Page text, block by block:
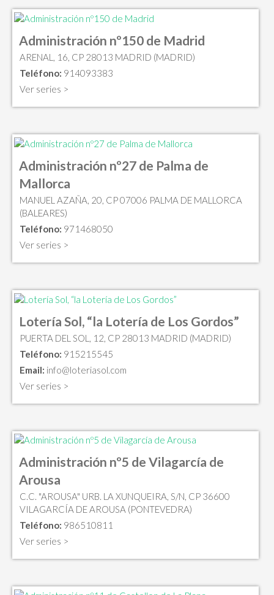
Administración nº150 de Madrid
ARENAL, 16, CP 28013 MADRID (MADRID)
Teléfono: 914093383
Ver series >
Administración nº27 de Palma de
Mallorca
MANUEL AZAÑA, 20, CP 07006 PALMA DE MALLORCA
(BALEARES)
Teléfono: 971468050
Ver series >
Lotería Sol, “la Lotería de Los Gordos”
PUERTA DEL SOL, 12, CP 28013 MADRID (MADRID)
Teléfono: 915215545
Email: info@loteriasol.com
Ver series >
Administración nº5 de Vilagarcía de
Arousa
C.C. "AROUSA" URB. LA XUNQUEIRA, S/N, CP 36600
VILAGARCÍA DE AROUSA (PONTEVEDRA)
Teléfono: 986510811
Ver series >